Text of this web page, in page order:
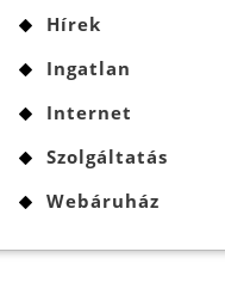
Hírek
Ingatlan
Internet
Szolgáltatás
Webáruház